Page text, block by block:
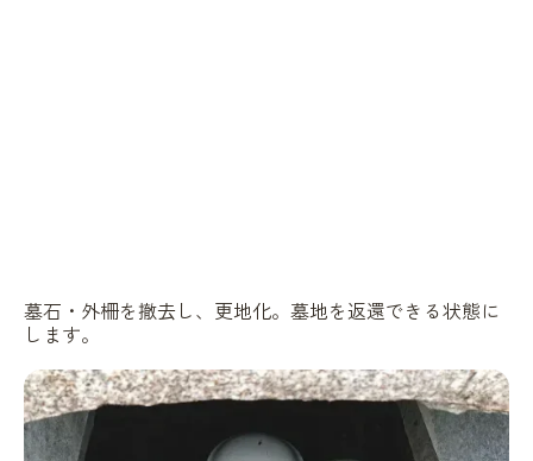
墓石・外柵を撤去し、更地化。墓地を返還できる状態に
します。